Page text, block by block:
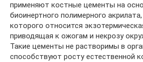
применяют костные цементы на
биоинертного полимерного
которого относится
приводящая к ожогам и некрозу
Такие цементы не растворимы в
способствуют росту естественной